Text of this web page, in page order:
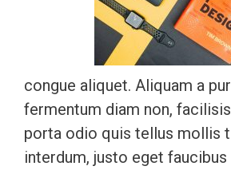
congue aliquet. Aliquam a
fermentum diam non,
porta odio quis tellus mollis
interdum, justo eget faucibus